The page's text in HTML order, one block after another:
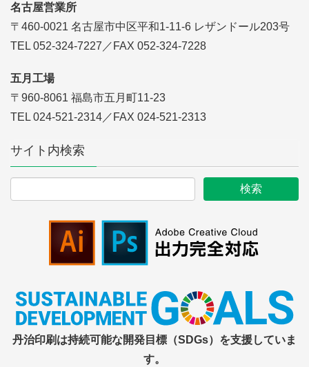
名古屋営業所
〒460-0021 名古屋市中区平和1-11-6 レザンドール203号
TEL 052-324-7227／FAX 052-324-7228
五月工場
〒960-8061 福島市五月町11-23
TEL 024-521-2314／FAX 024-521-2313
サイト内検索
丹治印刷は持続可能な開発目標（SDGs）を支援していま
す。